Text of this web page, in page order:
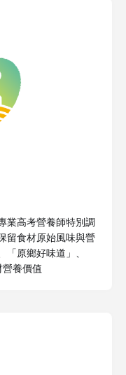
業高考營養師特別調
留食材原始風味與營
原鄉好味道」、
營養價值